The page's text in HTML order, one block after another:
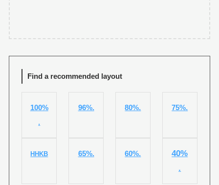
Find a recommended layout
100%
.
96%. 80%. 75%.
HHKB 65%. 60%.
40%
.